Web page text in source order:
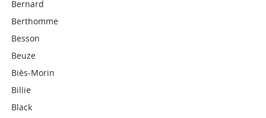
Bernard
Berthomme
Besson
Beuze
Biès-Morin
Billie
Black